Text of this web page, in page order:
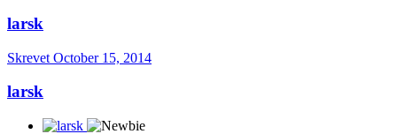
larsk
Skrevet October 15, 2014
larsk